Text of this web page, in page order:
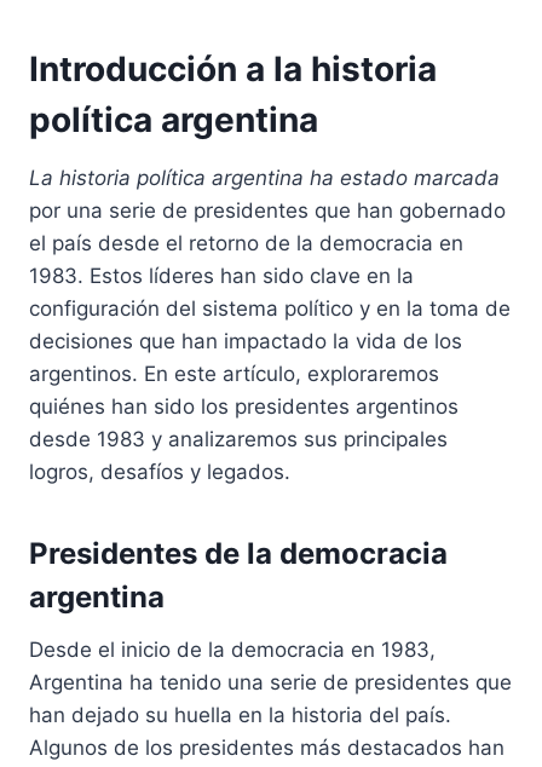
Introducción a la historia
política argentina
La historia política argentina ha estado marcada
por una serie de presidentes que han gobernado
el país desde el retorno de la democracia en
1983. Estos líderes han sido clave en la
configuración del sistema político y en la toma de
decisiones que han impactado la vida de los
argentinos. En este artículo, exploraremos
quiénes han sido los presidentes argentinos
desde 1983 y analizaremos sus principales
logros, desafíos y legados.
Presidentes de la democracia
argentina
Desde el inicio de la democracia en 1983,
Argentina ha tenido una serie de presidentes que
han dejado su huella en la historia del país.
Algunos de los presidentes más destacados han